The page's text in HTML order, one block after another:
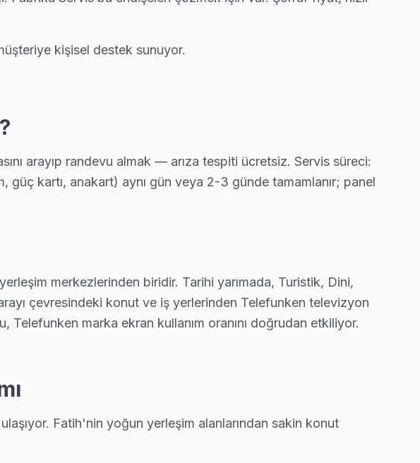
ekibimiz Cibali adresine ortalama 90 dakikada ulaşıyor.
Fatih bölgesinde 6 ay işçilik garantisi.
kişisel destek sunuyor.
arayıp randevu almak — arıza tespiti ücretsiz. Servis süreci:
kartı, anakart) aynı gün veya 2-3 günde tamamlanır; panel
merkezlerinden biridir. Tarihi yarımada, Turistik, Dini,
çevresindeki konut ve iş yerlerinden Telefunken televizyon
marka ekran kullanım oranını doğrudan etkiliyor.
Fatih'nin yoğun yerleşim alanlarından sakin konut